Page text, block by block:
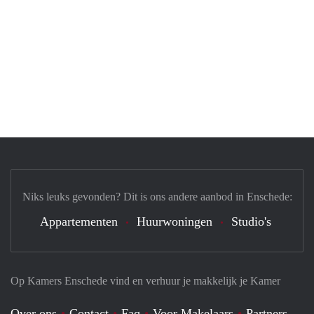
Op Kamers Enschede vind en verhuur je makkelijk je Kamer
Niks leuks gevonden? Dit is ons andere aanbod in Enschede:
Appartementen Huurwoningen Studio's